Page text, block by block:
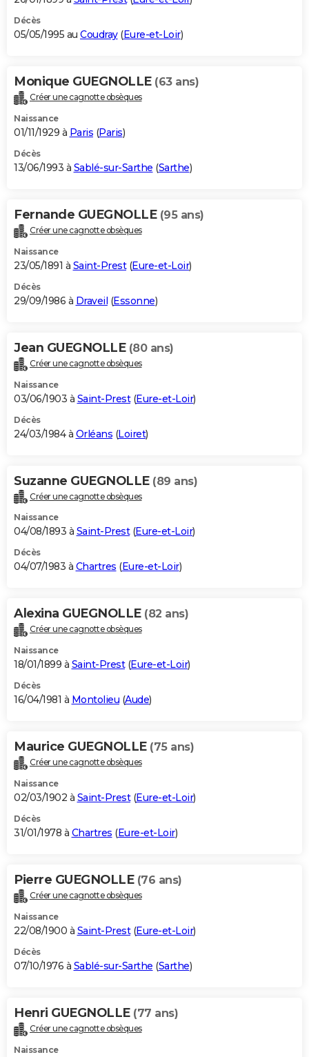
Décès
05/05/1995 au Coudray(Eure-et-Loir)
Monique GUEGNOLLE (63 ans)
Créer une cagnotte obsèques
Naissance
01/11/1929 à Paris (Paris)
Décès
13/06/1993 à Sablé-sur-Sarthe (Sarthe)
Fernande GUEGNOLLE (95 ans)
Créer une cagnotte obsèques
Naissance
23/05/1891 à Saint-Prest(Eure-et-Loir)
Décès
29/09/1986 à Draveil (Essonne)
Jean GUEGNOLLE (80 ans)
Créer une cagnotte obsèques
Naissance
03/06/1903 à Saint-Prest(Eure-et-Loir)
Décès
24/03/1984 à Orléans (Loiret)
Suzanne GUEGNOLLE (89 ans)
Créer une cagnotte obsèques
Naissance
04/08/1893 à Saint-Prest(Eure-et-Loir)
Décès
04/07/1983 à Chartres (Eure-et-Loir)
Alexina GUEGNOLLE (82 ans)
Créer une cagnotte obsèques
Naissance
18/01/1899 à Saint-Prest(Eure-et-Loir)
Décès
16/04/1981 à Montolieu (Aude)
Maurice GUEGNOLLE (75 ans)
Créer une cagnotte obsèques
Naissance
02/03/1902 à Saint-Prest(Eure-et-Loir)
Décès
31/01/1978 à Chartres (Eure-et-Loir)
Pierre GUEGNOLLE (76 ans)
Créer une cagnotte obsèques
Naissance
22/08/1900 à Saint-Prest(Eure-et-Loir)
Décès
07/10/1976 à Sablé-sur-Sarthe (Sarthe)
Henri GUEGNOLLE (77 ans)
Créer une cagnotte obsèques
Naissance